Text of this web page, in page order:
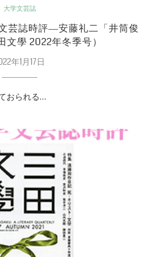
大学文芸誌
芸誌時評―安藤礼二「井筒俊
文學 2022年冬季号）
年1月17日
おられる…